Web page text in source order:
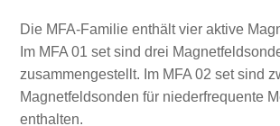
Die MFA-Familie enthält vier aktive
Im MFA 01 set sind drei
zusammengestellt. Im MFA 02 set sind
Magnetfeldsonden für niederfrequente
enthalten.